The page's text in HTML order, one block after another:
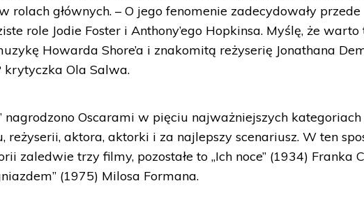
rolach głównych. – O jego fenomenie zadecydowały przede
role Jodie Foster i Anthony’ego Hopkinsa. Myślę, że
Howarda Shore’a i znakomitą reżyserię Jonathana
krytyczka Ola Salwa.
nagrodzono Oscarami w pięciu najważniejszych kategoriach
reżyserii, aktora, aktorki i za najlepszy scenariusz. W ten
zaledwie trzy filmy, pozostałe to „Ich noce” (1934) Franka
(1975) Milosa Formana.